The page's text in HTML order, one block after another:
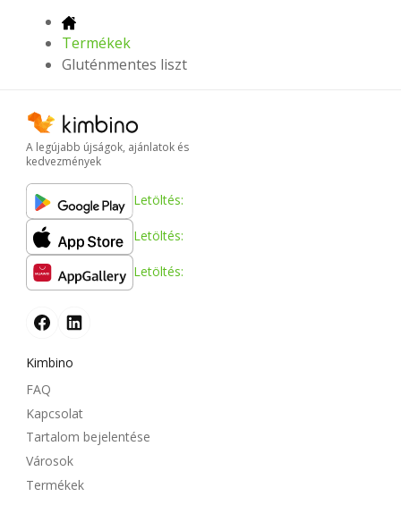
Termékek
Gluténmentes liszt
A legújabb újságok, ajánlatok és
kedvezmények
Letöltés:
Letöltés:
Letöltés:
Kimbino
FAQ
Kapcsolat
Tartalom bejelentése
Városok
Termékek